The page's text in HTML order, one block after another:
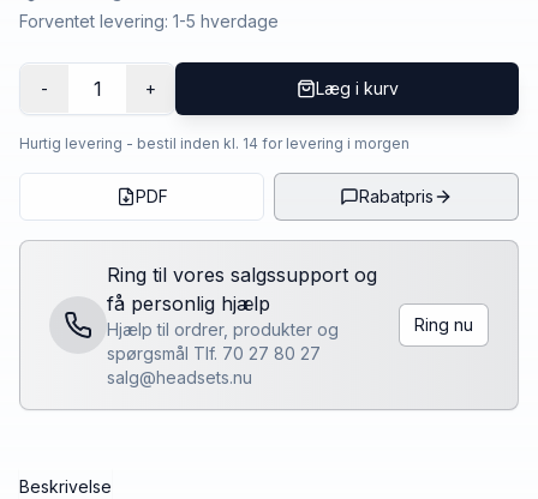
Forventet levering: 1-5 hverdage
- 1 + Læg i kurv
Hurtig levering - bestil inden kl. 14 for levering i morgen
PDF Rabatpris
Ring til vores salgssupport og
få personlig hjælp
Hjælp til ordrer, produkter og
spørgsmål Tlf. 70 27 80 27
salg@headsets.nu
Ring nu
Beskrivelse